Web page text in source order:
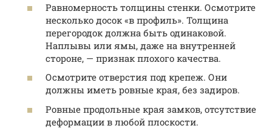
Равномерность толщины стенки. Осмотрите
несколько досок «в профиль». Толщина
перегородок должна быть одинаковой.
Наплывы или ямы, даже на внутренней
стороне, — признак плохого качества.
Осмотрите отверстия под крепеж. Они
должны иметь ровные края, без задиров.
Ровные продольные края замков, отсутствие
деформации в любой плоскости.